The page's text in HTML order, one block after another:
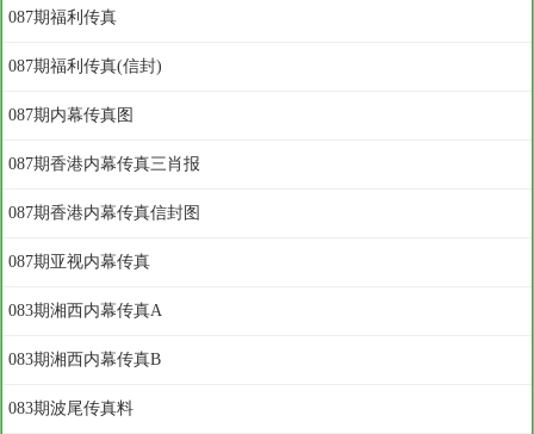
087期福利传真
087期福利传真(信封)
087期内幕传真图
087期香港内幕传真三肖报
087期香港内幕传真信封图
087期亚视内幕传真
083期湘西内幕传真A
083期湘西内幕传真B
083期波尾传真料